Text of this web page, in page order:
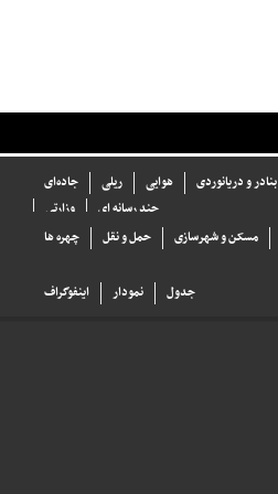
جاده‌ای ریلی هوایی بنادر و دریانوردی
وزارتی
چند رسانه ای
چهره ها حمل و نقل مسکن و شهرسازی
اینفوگراف نمودار جدول